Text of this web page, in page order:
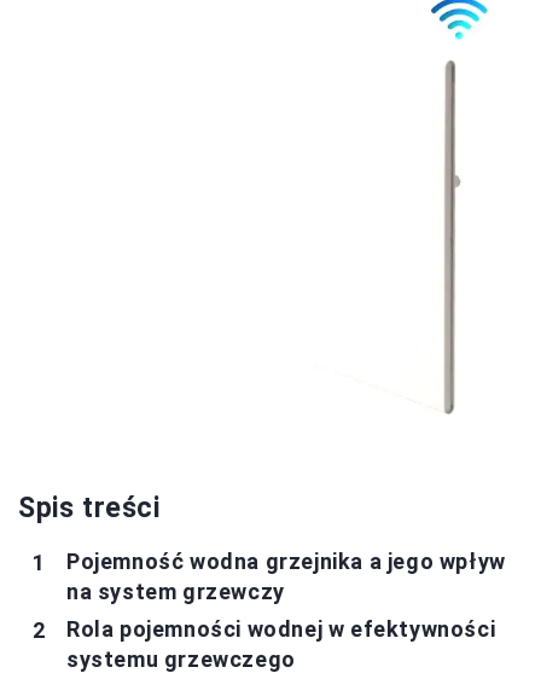
Spis treści
Pojemność wodna grzejnika a jego wpływ
na system grzewczy
Rola pojemności wodnej w efektywności
systemu grzewczego